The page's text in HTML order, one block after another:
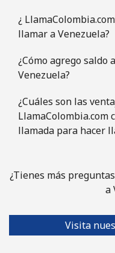
¿
llamar a Venezuela?
¿Cómo agrego saldo
Venezuela?
¿Cuáles son las
LlamaColombia.com
llamada para hacer
¿Tienes más
a
Visita